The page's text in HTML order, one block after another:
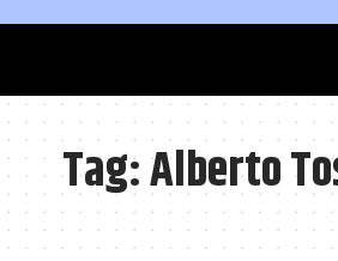
Tag:Alberto